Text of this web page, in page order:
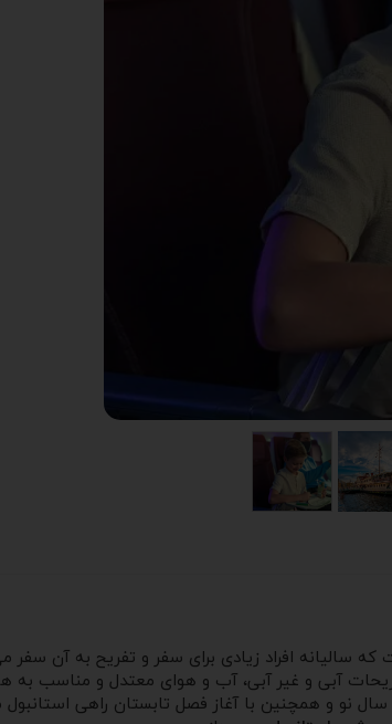
سالیانه افراد زیادی برای سفر و تفریح به آن سفر
آبی و غیر آبی، آب و هوای معتدل و مناسب به
نو و همچنین با آغاز فصل تابستان راهی